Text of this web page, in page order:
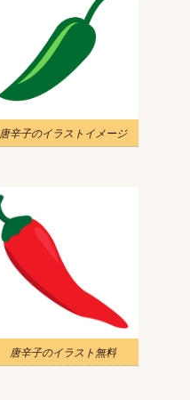
唐辛子のイラストイメージ
唐辛子のイラスト無料